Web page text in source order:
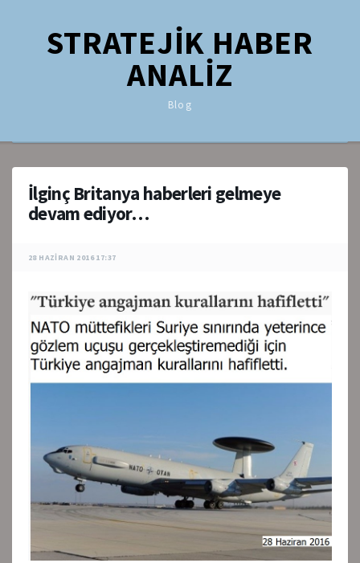
STRATEJİK HABER
ANALİZ
Blog
İlginç Britanya haberleri gelmeye
devam ediyor…
28 HAZIRAN 2016 17:37